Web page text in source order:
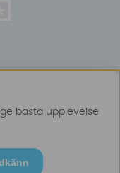
bästa upplevelse